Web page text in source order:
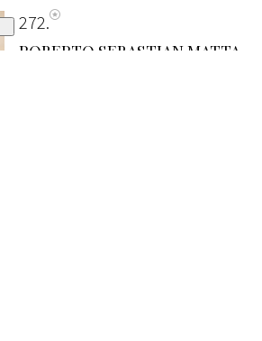
272
ROBERTO SEBASTIAN MATTA